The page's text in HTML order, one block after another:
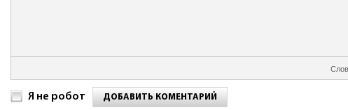
Я не робот ДОБАВИТЬ КОМЕНТАРИЙ